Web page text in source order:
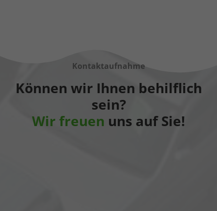
Kontaktaufnahme
Können wir Ihnen behilflich
sein?
Wir freuen uns auf Sie!